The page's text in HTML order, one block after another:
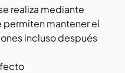
realiza mediante
mantener el
incluso después